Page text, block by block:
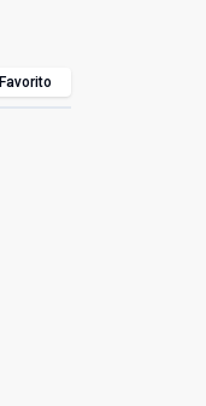
Favorito